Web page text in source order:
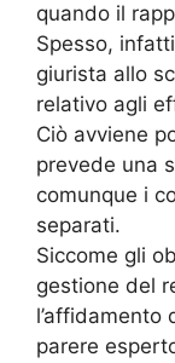
quando il
Spesso,
giurista allo
relativo agli
Ciò avviene
prevede una
comunque i
separati.
Siccome gli
gestione del
l’affidamento
parere